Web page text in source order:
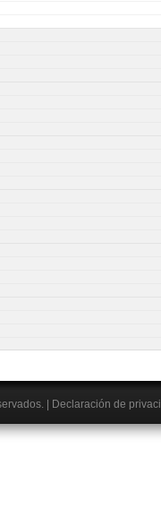
Declaración de